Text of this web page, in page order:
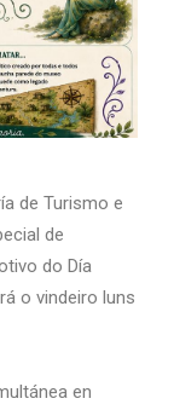
de Turismo e
de
do Día
o vindeiro luns
en